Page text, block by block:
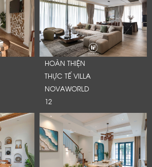
HOÀN THIỆN
THỰC TẾ VILLA
NOVAWORLD
12